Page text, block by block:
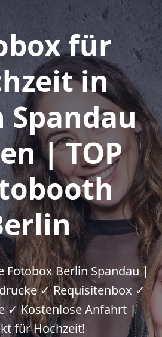
für
in
Spandau
| TOP
Fotobox Berlin Spandau |
✓ Requisitenbox ✓
✓ Kostenlose Anfahrt |
für Hochzeit!